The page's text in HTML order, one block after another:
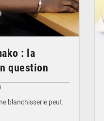
: la
question
blanchisserie peut